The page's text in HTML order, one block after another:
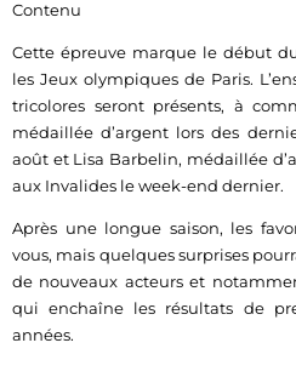
Contenu
Cette épreuve marque le début
les Jeux olympiques de Paris.
tricolores seront présents, à
médaillée d’argent lors des
août et Lisa Barbelin, médaillée
aux Invalides le week-end dernier.
Après une longue saison, les
vous, mais quelques surprises
de nouveaux acteurs et
qui enchaîne les résultats de
années.